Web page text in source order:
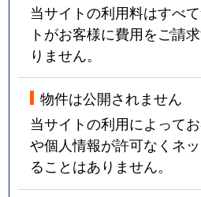
当サイトの利用料はすべ
トがお客様に費用をご請
りません。
物件は公開されません
当サイトの利用によって
や個人情報が許可なくネ
ることはありません。